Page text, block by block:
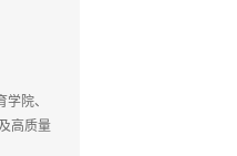
院、
高质量